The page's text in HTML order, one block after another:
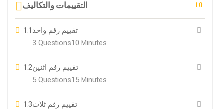
التقييمات والتكاليف 10
1.1 تقييم رقم واحد
10 Minutes
3 Questions
1.2تقييم رقم اثنين
15 Minutes
5 Questions
1.3تقييم رقم ثلاث